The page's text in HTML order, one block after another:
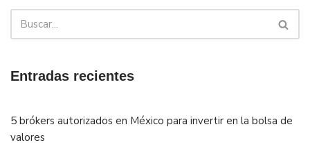
Entradas recientes
5 brókers autorizados en México para invertir en la bolsa de
valores